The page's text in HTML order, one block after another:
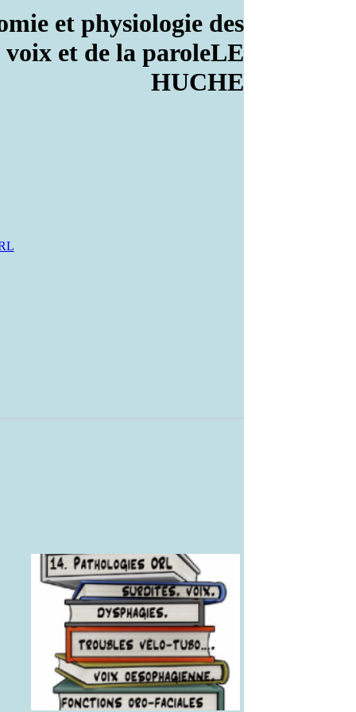
et physiologie des
voix et de la paroleLE
HUCHE